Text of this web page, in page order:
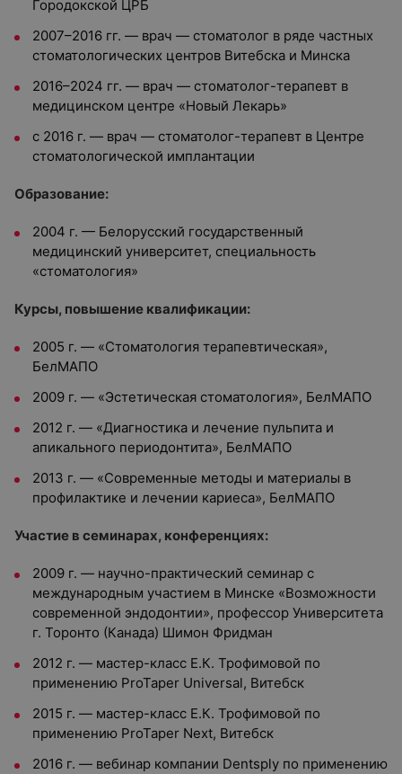
Городокской ЦРБ
2007–2016 гг. — врач — стоматолог в ряде частных
стоматологических центров Витебска и Минска
2016–2024 гг. — врач — стоматолог-терапевт в
медицинском центре «Новый Лекарь»
с 2016 г. — врач — стоматолог-терапевт в Центре
стоматологической имплантации
Образование:
2004 г. — Белорусский государственный
медицинский университет, специальность
«стоматология»
Курсы, повышение квалификации:
2005 г. — «Стоматология терапевтическая»,
БелМАПО
2009 г. — «Эстетическая стоматология», БелМАПО
2012 г. — «Диагностика и лечение пульпита и
апикального периодонтита», БелМАПО
2013 г. — «Современные методы и материалы в
профилактике и лечении кариеса», БелМАПО
Участие в семинарах, конференциях:
2009 г. — научно-практический семинар с
международным участием в Минске «Возможности
современной эндодонтии», профессор Университета
г. Торонто (Канада) Шимон Фридман
2012 г. — мастер-класс Е.К. Трофимовой по
применению ProTaper Universal, Витебск
2015 г. — мастер-класс Е.К. Трофимовой по
применению ProTaper Next, Витебск
2016 г. — вебинар компании Dentsply по применению